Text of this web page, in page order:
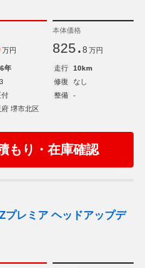
万円
本体価格
825. 8 万円
年 走行
10km
修復
なし
付 整備
-
府 堺市北区
もり・在庫確認
プレミア ヘッドアップデ